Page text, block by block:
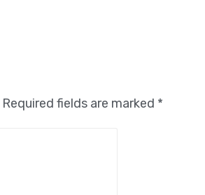
Required fields are marked *